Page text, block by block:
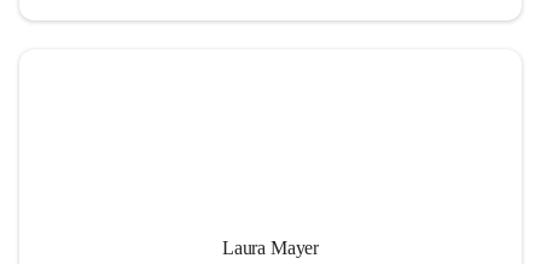
Laura Mayer